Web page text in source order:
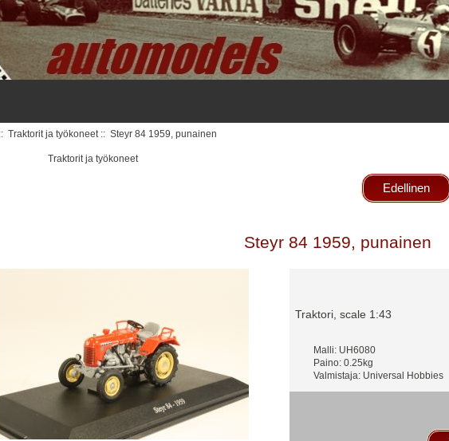
::Traktorit ja työkoneet :: Steyr 84 1959, punainen
Traktorit ja työkoneet
Edellinen
Steyr 84 1959, punainen
Traktori, scale 1:43
Malli: UH6080
Paino: 0.25kg
Valmistaja: Universal Hobbies